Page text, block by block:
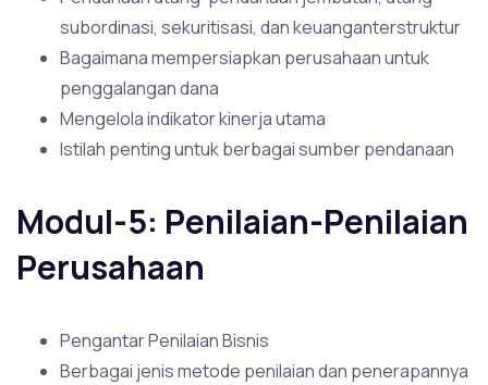
subordinasi, sekuritisasi, dan keuanganterstruktur
Bagaimana mempersiapkan perusahaan untuk
penggalangan dana
Mengelola indikator kinerja utama
Istilah penting untuk berbagai sumber pendanaan
Modul-5: Penilaian-Penilaian
Perusahaan
Pengantar Penilaian Bisnis
Berbagai jenis metode penilaian dan penerapannya